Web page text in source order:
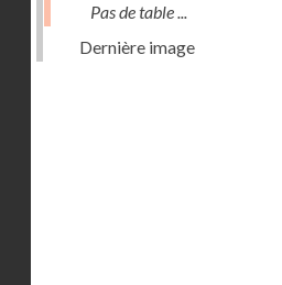
Pas de table ...
Dernière image